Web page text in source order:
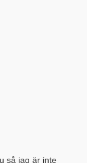
så jag är inte